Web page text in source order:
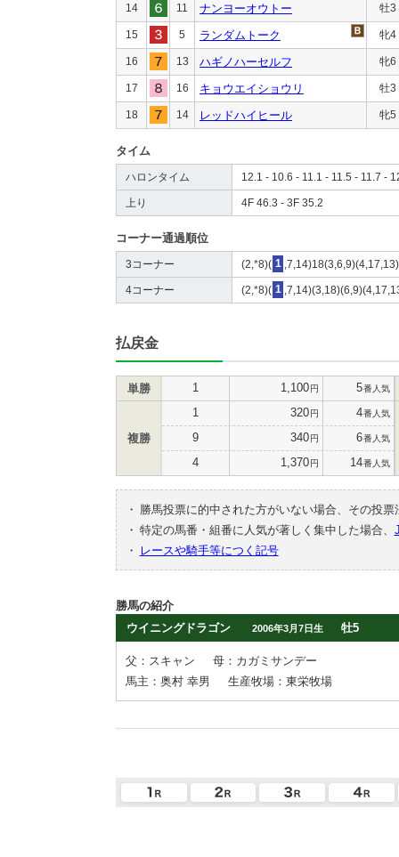
14 11 ナンヨーオウトー 牡3
15 5 ランダムトーク 牝4
16 13 ハギノハーセルフ 牝6
17 16 キョウエイショウリ 牡3
18 14 レッドハイヒール 牝5
タイム
ハロンタイム 12.1 - 10.6 - 11.1 - 11.5 - 11.7 -
上り 4F 46.3 - 3F 35.2
コーナー通過順位
3コーナー (2,*8)( 1
4コーナー (2,*8)( 1
払戻金
単勝 1 1,100円 5番人気
複勝
1 320円 4番人気
9 340円 6番人気
4 1,370円 14番人気
・
勝馬投票に的中された方がいない場合、その投
・ 特定の馬番・組番に人気が著しく集中した場合、
・
レースや騎手等につく記号
勝馬の紹介
ウイニングドラゴン
2006年3月7日生 牡5
父：スキャン
母：カガミサンデー
馬主：奥村 幸男
生産牧場：東栄牧場